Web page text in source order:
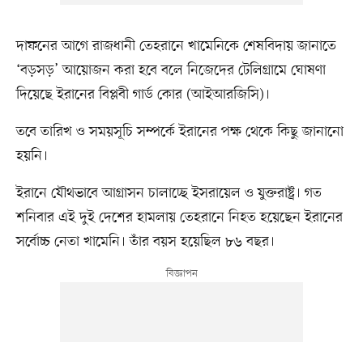
দাফনের আগে রাজধানী তেহরানে খামেনিকে শেষবিদায় জানাতে
‘বড়সড়’ আয়োজন করা হবে বলে নিজেদের টেলিগ্রামে ঘোষণা
দিয়েছে ইরানের বিপ্লবী গার্ড কোর (আইআরজিসি)।
তবে তারিখ ও সময়সূচি সম্পর্কে ইরানের পক্ষ থেকে কিছু জানানো
হয়নি।
ইরানে যৌথভাবে আগ্রাসন চালাচ্ছে ইসরায়েল ও যুক্তরাষ্ট্র। গত
শনিবার এই দুই দেশের হামলায় তেহরানে নিহত হয়েছেন ইরানের
সর্বোচ্চ নেতা খামেনি। তাঁর বয়স হয়েছিল ৮৬ বছর।